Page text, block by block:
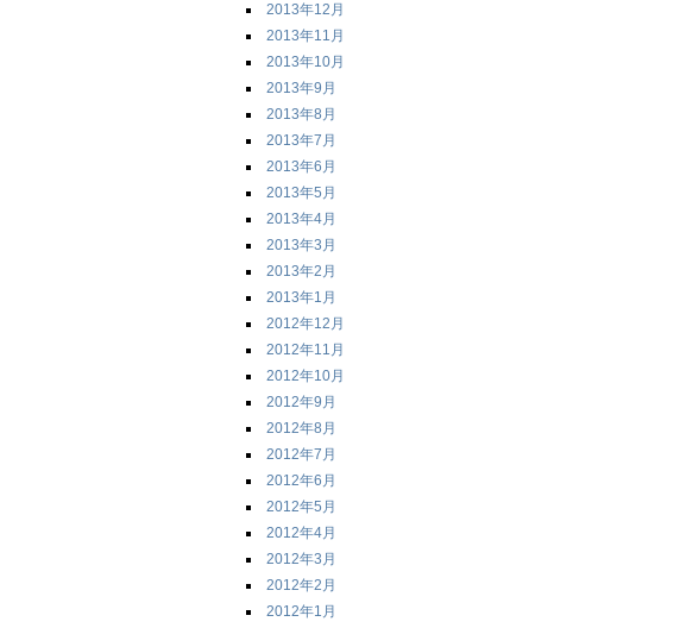
2013年12月
2013年11月
2013年10月
2013年9月
2013年8月
2013年7月
2013年6月
2013年5月
2013年4月
2013年3月
2013年2月
2013年1月
2012年12月
2012年11月
2012年10月
2012年9月
2012年8月
2012年7月
2012年6月
2012年5月
2012年4月
2012年3月
2012年2月
2012年1月